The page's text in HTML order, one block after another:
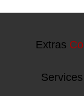
Extras
Services